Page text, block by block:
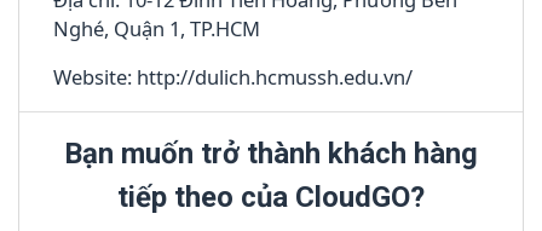
Nghé, Quận 1, TP.HCM
Website: http://dulich.hcmussh.edu.vn/
Bạn muốn trở thành khách hàng
tiếp theo của CloudGO?